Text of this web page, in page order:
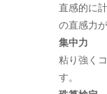
直感的に
の直感力
集中力
粘り強く
す。